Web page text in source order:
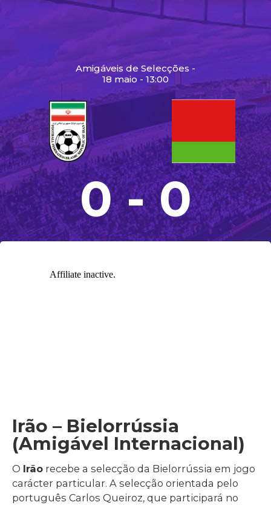
Amigáveis de Selecções -
18 maio - 13:00
0 - 0
Irão – Bielorrússia
(Amigável Internacional)
O Irão recebe a selecção da Bielorrússia em jogo
carácter particular. A selecção orientada pelo
português Carlos Queiroz, que participará no